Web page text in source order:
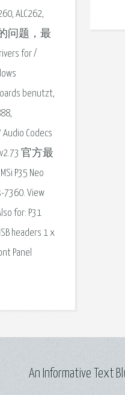
ALC262,
的问题，最
for /
benutzt,
Codecs
官方最
P35 Neo
7360. View
for: P31
headers 1 x
Panel
An Informative Text